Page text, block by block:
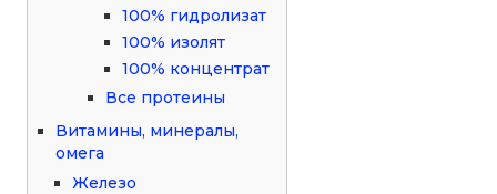
100% гидролизат
100% изолят
100% концентрат
Все протеины
Витамины, минералы,
омега
Железо